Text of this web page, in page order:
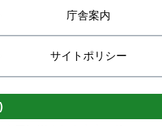
庁舎案内
サイトポリシー